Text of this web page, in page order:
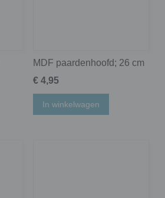
MDF paardenhoofd; 26 cm
€ 4,95
In winkelwagen